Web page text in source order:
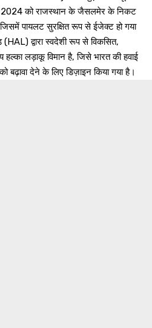
2024 को राजस्थान के जैसलमेर के निकट
पायलट सुरक्षित रूप से ईजेक्ट हो गया
(HAL) द्वारा स्वदेशी रूप से विकसित,
लड़ाकू विमान है, जिसे भारत की हवाई
बढ़ावा देने के लिए डिज़ाइन किया गया है।